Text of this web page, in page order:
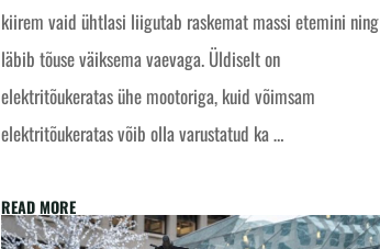
kiirem vaid ühtlasi liigutab raskemat massi etemini ning
läbib tõuse väiksema vaevaga. Üldiselt on
elektritõukeratas ühe mootoriga, kuid võimsam
elektritõukeratas võib olla varustatud ka …
READ MORE"Elektrimootor
ja